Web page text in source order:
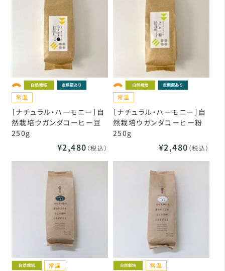
［ナチュラル・ハーモニー］自
然栽培ウガンダコーヒー豆
250g
¥2,480 （税込）
［ナチュラル・ハーモニー］自
然栽培ウガンダコーヒー粉
250g
¥2,480 （税込）